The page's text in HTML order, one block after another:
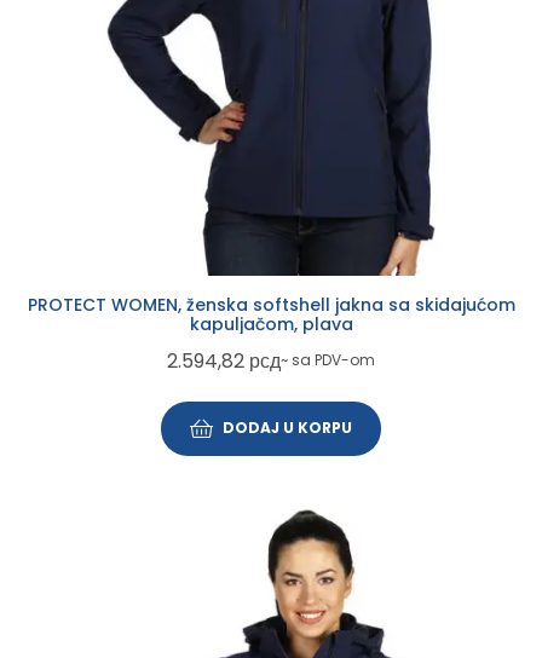
PROTECT WOMEN, ženska softshell jakna sa skidajućom
kapuljačom, plava
2.594,82 рсд~ sa PDV-om
DODAJ U KORPU